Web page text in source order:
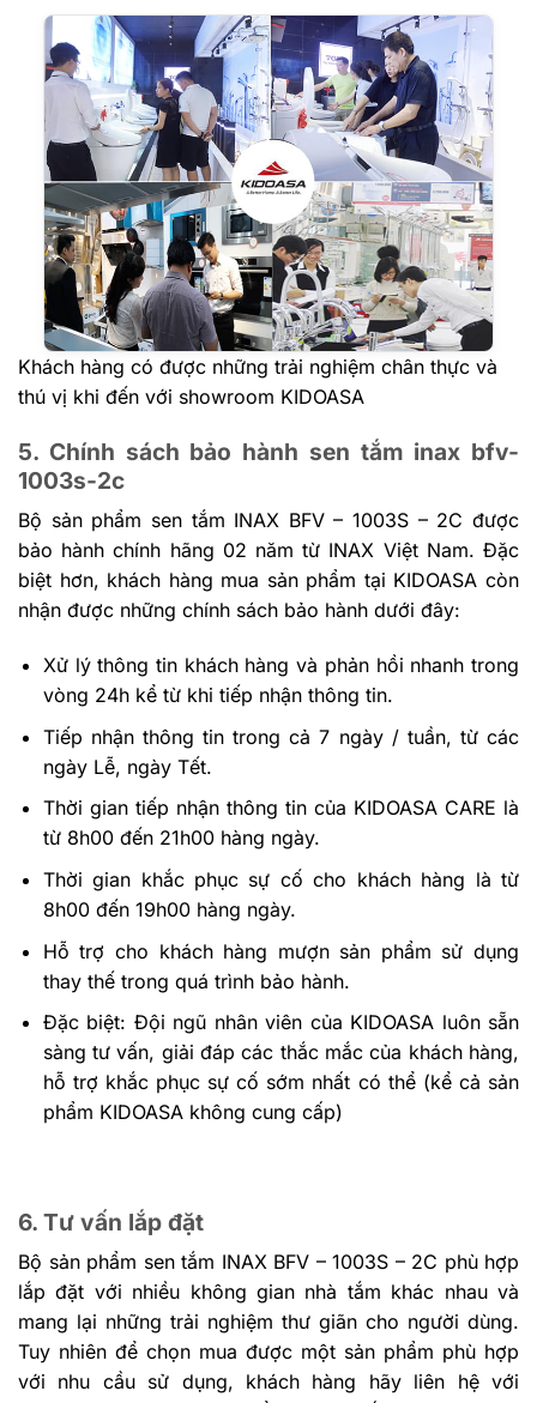
Khách hàng có được những trải nghiệm chân thực và
thú vị khi đến với showroom KIDOASA
5. Chính sách bảo hành sen tắm inax bfv-
1003s-2c
Bộ sản phẩm sen tắm INAX BFV – 1003S – 2C được
bảo hành chính hãng 02 năm từ INAX Việt Nam. Đặc
biệt hơn, khách hàng mua sản phẩm tại KIDOASA còn
nhận được những chính sách bảo hành dưới đây:
Xử lý thông tin khách hàng và phản hồi nhanh trong
vòng 24h kể từ khi tiếp nhận thông tin.
Tiếp nhận thông tin trong cả 7 ngày / tuần, từ các
ngày Lễ, ngày Tết.
Thời gian tiếp nhận thông tin của KIDOASA CARE là
từ 8h00 đến 21h00 hàng ngày.
Thời gian khắc phục sự cố cho khách hàng là từ
8h00 đến 19h00 hàng ngày.
Hỗ trợ cho khách hàng mượn sản phẩm sử dụng
thay thế trong quá trình bảo hành.
Đặc biệt: Đội ngũ nhân viên của KIDOASA luôn sẵn
sàng tư vấn, giải đáp các thắc mắc của khách hàng,
hỗ trợ khắc phục sự cố sớm nhất có thể (kể cả sản
phẩm KIDOASA không cung cấp)
6. Tư vấn lắp đặt
Bộ sản phẩm sen tắm INAX BFV – 1003S – 2C phù hợp
lắp đặt với nhiều không gian nhà tắm khác nhau và
mang lại những trải nghiệm thư giãn cho người dùng.
Tuy nhiên để chọn mua được một sản phẩm phù hợp
với nhu cầu sử dụng, khách hàng hãy liên hệ với